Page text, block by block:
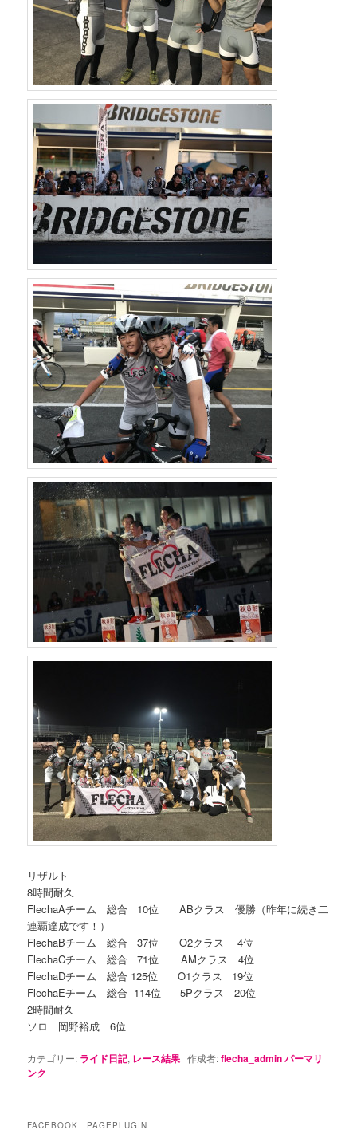
リザルト
8時間耐久
FlechaAチーム 総合 10位 ABクラス 優勝（昨年に続き二
連覇達成です！）
FlechaBチーム 総合 37位 O2クラス 4位
FlechaCチーム 総合 71位 AMクラス 4位
FlechaDチーム 総合 125位 O1クラス 19位
FlechaEチーム 総合 114位 5Pクラス 20位
2時間耐久
ソロ 岡野裕成 6位
カテゴリー: ライド日記, レース結果 作成者:flecha_adminパーマリ
ンク
FACEBOOK PAGEPLUGIN